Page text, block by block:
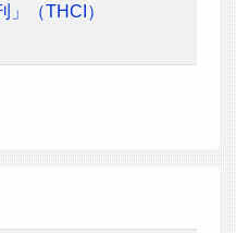
」（THCI）